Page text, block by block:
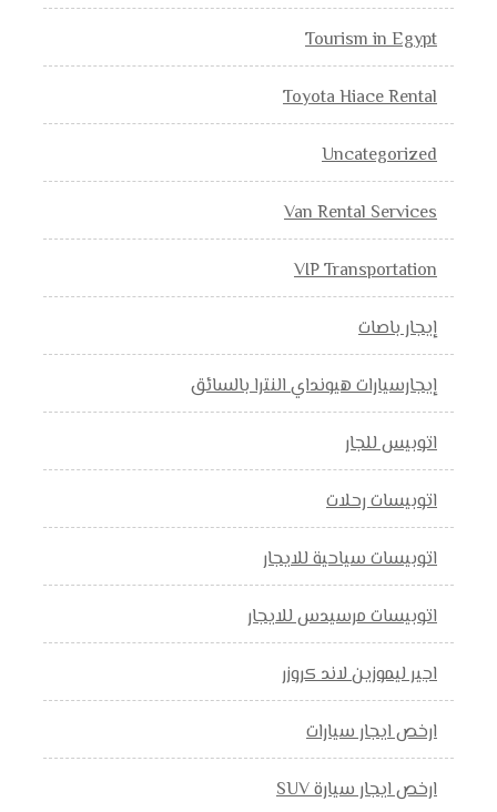
Tourism in Egypt
Toyota Hiace Rental
Uncategorized
Van Rental Services
VIP Transportation
إيجار باصات
إيجارسيارات هيونداي النترا بالسائق
اتوبيس للجار
اتوبيسات رحلات
اتوبيسات سياحية للايجار
اتوبيسات مرسيدس للايجار
اجير ليموزين لاند كروزر
ارخص ايجار سيارات
ارخص ايجار سيارة SUV